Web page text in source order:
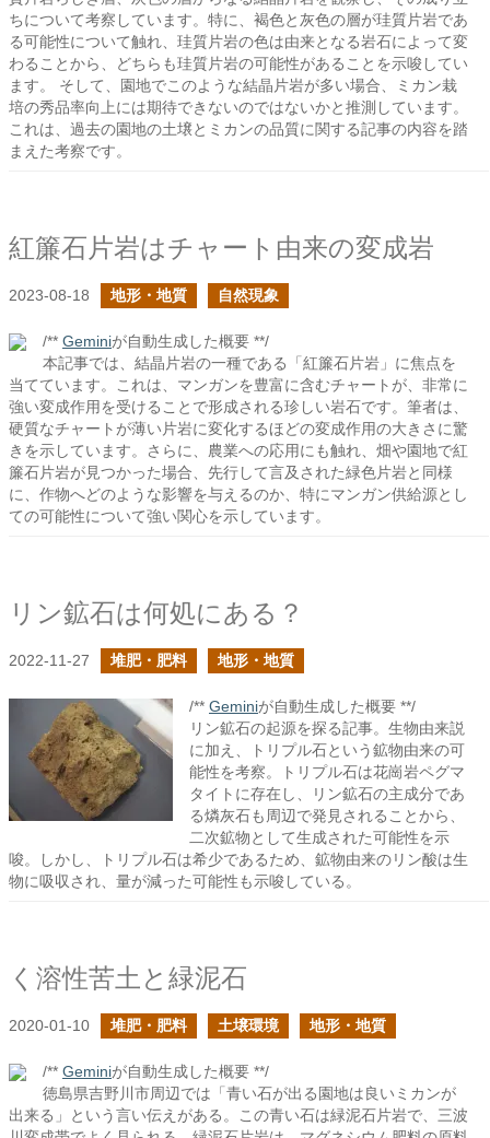
ちについて考察しています。特に、褐色と灰色の層が珪質片岩であ
る可能性について触れ、珪質片岩の色は由来となる岩石によって変
わることから、どちらも珪質片岩の可能性があることを示唆してい
ます。 そして、園地でこのような結晶片岩が多い場合、ミカン栽
培の秀品率向上には期待できないのではないかと推測しています。
これは、過去の園地の土壌とミカンの品質に関する記事の内容を踏
まえた考察です。
紅簾石片岩はチャート由来の変成岩
2023-08-18 地形・地質 自然現象
/** Geminiが自動生成した概要 **/
本記事では、結晶片岩の一種である「紅簾石片岩」に焦点を
当てています。これは、マンガンを豊富に含むチャートが、非常に
強い変成作用を受けることで形成される珍しい岩石です。筆者は、
硬質なチャートが薄い片岩に変化するほどの変成作用の大きさに驚
きを示しています。さらに、農業への応用にも触れ、畑や園地で紅
簾石片岩が見つかった場合、先行して言及された緑色片岩と同様
に、作物へどのような影響を与えるのか、特にマンガン供給源とし
ての可能性について強い関心を示しています。
リン鉱石は何処にある？
2022-11-27 堆肥・肥料 地形・地質
/** Geminiが自動生成した概要 **/
リン鉱石の起源を探る記事。生物由来説
に加え、トリプル石という鉱物由来の可
能性を考察。トリプル石は花崗岩ペグマ
タイトに存在し、リン鉱石の主成分であ
る燐灰石も周辺で発見されることから、
二次鉱物として生成された可能性を示
唆。しかし、トリプル石は希少であるため、鉱物由来のリン酸は生
物に吸収され、量が減った可能性も示唆している。
く溶性苦土と緑泥石
2020-01-10 堆肥・肥料 土壌環境 地形・地質
/** Geminiが自動生成した概要 **/
徳島県吉野川市周辺では「青い石が出る園地は良いミカンが
出来る」という言い伝えがある。この青い石は緑泥石片岩で、三波